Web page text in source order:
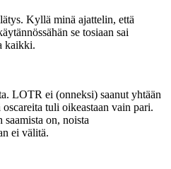
Kyllä minä ajattelin, että
se tosiaan sai
kaikki.
LOTR ei (onneksi) saanut yhtään
tuli oikeastaan vain pari.
saamista on, noista
ei välitä.